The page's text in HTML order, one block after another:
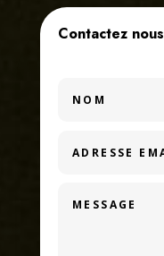
Contactez nous